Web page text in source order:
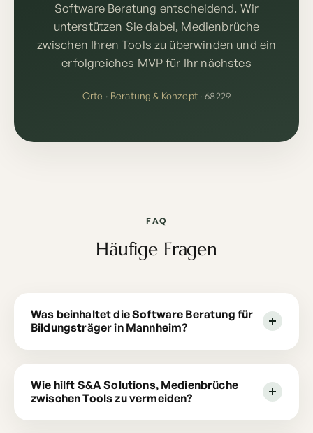
Software Beratung entscheidend. Wir
unterstützen Sie dabei, Medienbrüche
zwischen Ihren Tools zu überwinden und ein
erfolgreiches MVP für Ihr nächstes
Orte · Beratung & Konzept· 68229
FAQ
Häufige Fragen
Was beinhaltet die Software Beratung für
Bildungsträger in Mannheim?
Wie hilft S&A Solutions, Medienbrüche
zwischen Tools zu vermeiden?